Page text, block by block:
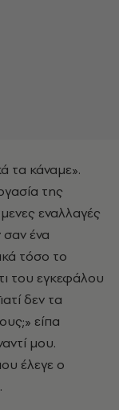
τα κάναμε».
της
εναλλαγές
ένα
τόσο το
του εγκεφάλου
δεν τα
είπα
μου.
έλεγε ο